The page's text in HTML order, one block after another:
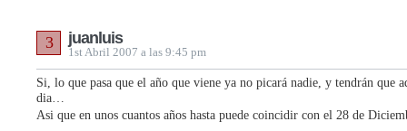
juanluis
1st Abril 2007 a las 9:45 pm
3
Si, lo que pasa que el año que viene ya no picará nadie, y tendrán que
dia…
Asi que en unos cuantos años hasta puede coincidir con el 28 de